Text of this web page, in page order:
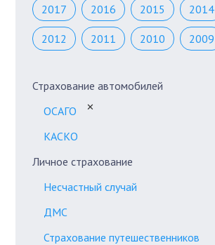
2017 2016 2015 2014
2012 2011 2010 2009
Страхование автомобилей
ОСАГО
✕
КАСКО
Личное страхование
Несчастный случай
ДМС
Страхование путешественников